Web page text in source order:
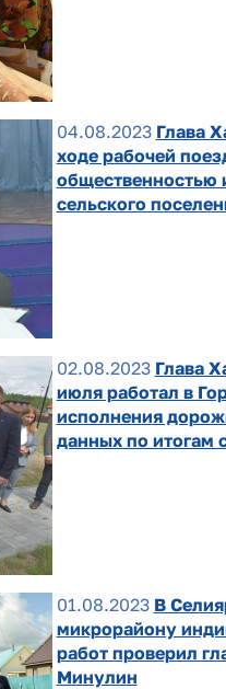
04.08.2023 Глава
ходе рабочей
общественностью
сельского
02.08.2023 Глава
июля работал в
исполнения
данных по итогам
01.08.2023 В
микрорайону
работ проверил
Минулин